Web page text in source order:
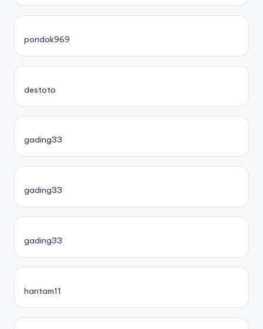
pondok969
destoto
gading33
gading33
gading33
hantam11